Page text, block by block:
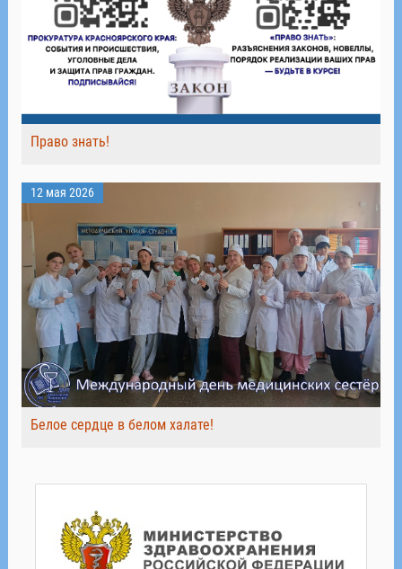
Право знать!
12 мая 2026
Белое сердце в белом халате!